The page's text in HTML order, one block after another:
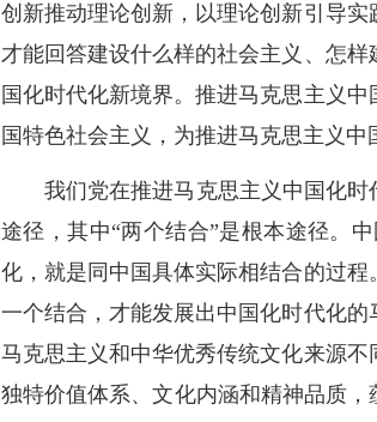
创新推动理论创新，以理论创新引导
才能回答建设什么样的社会主义、怎
国化时代化新境界。推进马克思主义
国特色社会主义，为推进马克思主义中
我们党在推进马克思主义中国化
途径，其中“两个结合”是根本途径。
化，就是同中国具体实际相结合的过
一个结合，才能发展出中国化时代化
马克思主义和中华优秀传统文化来源
独特价值体系、文化内涵和精神品质